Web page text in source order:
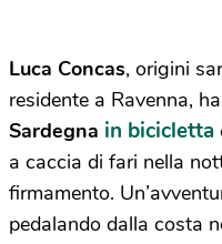
Luca Concas, origini
residente a Ravenna,
Sardegna in bicicletta
a caccia di fari nella
firmamento.
pedalando dalla costa